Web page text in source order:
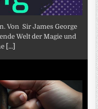
Von Sir James George
Welt der Magie und
[...]